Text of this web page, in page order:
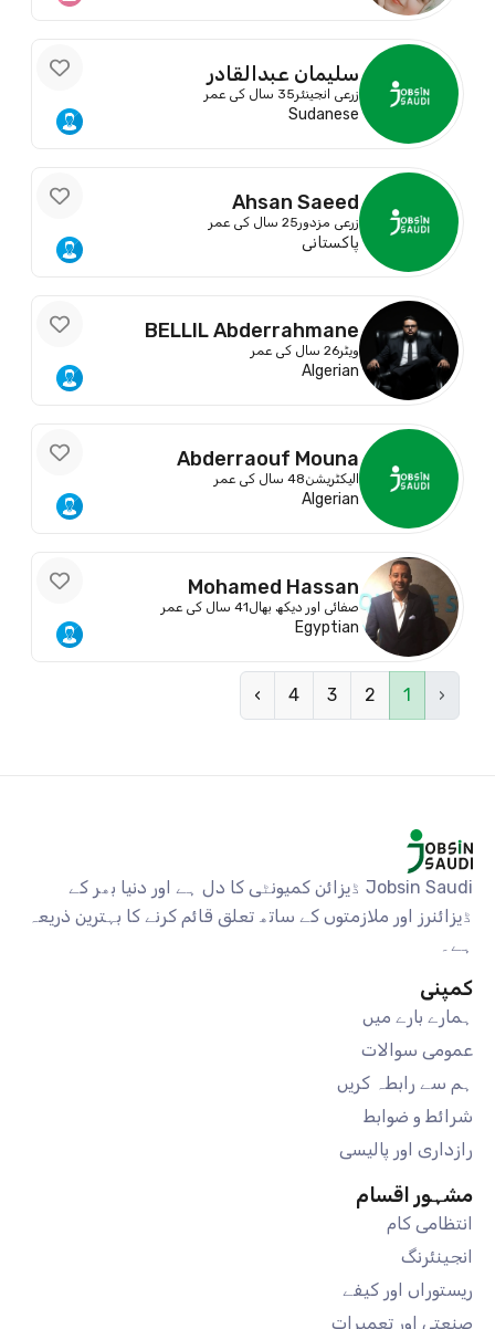
سليمان عبدالقادر
زرعی انجینئر35 سال کی عمر
Sudanese
Ahsan Saeed
زرعی مزدور25 سال کی عمر
پاکستانی
BELLIL Abderrahmane
Abdelkader
ویٹر26 سال کی عمر
Algerian
Abderraouf Mouna
الیکٹریشن48 سال کی عمر
Algerian
Mohamed Hassan
صفائی اور دیکھ بھال41 سال کی عمر
Egyptian
‹
1
2
3
4
›
Jobsin Saudi ڈیزائن کمیونٹی کا دل ہے اور دنیا بھر کے
ڈیزائنرز اور ملازمتوں کے ساتھ تعلق قائم کرنے کا بہترین ذریعہ
ہے۔
کمپنی
ہمارے بارے میں
عمومی سوالات
ہم سے رابطہ کریں
شرائط و ضوابط
رازداری اور پالیسی
مشہور اقسام
انتظامی کام
انجینئرنگ
ریستوراں اور کیفے
صنعتی اور تعمیرات